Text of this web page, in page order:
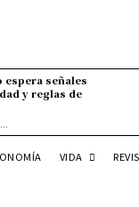
espera señales
y reglas de
VIDA